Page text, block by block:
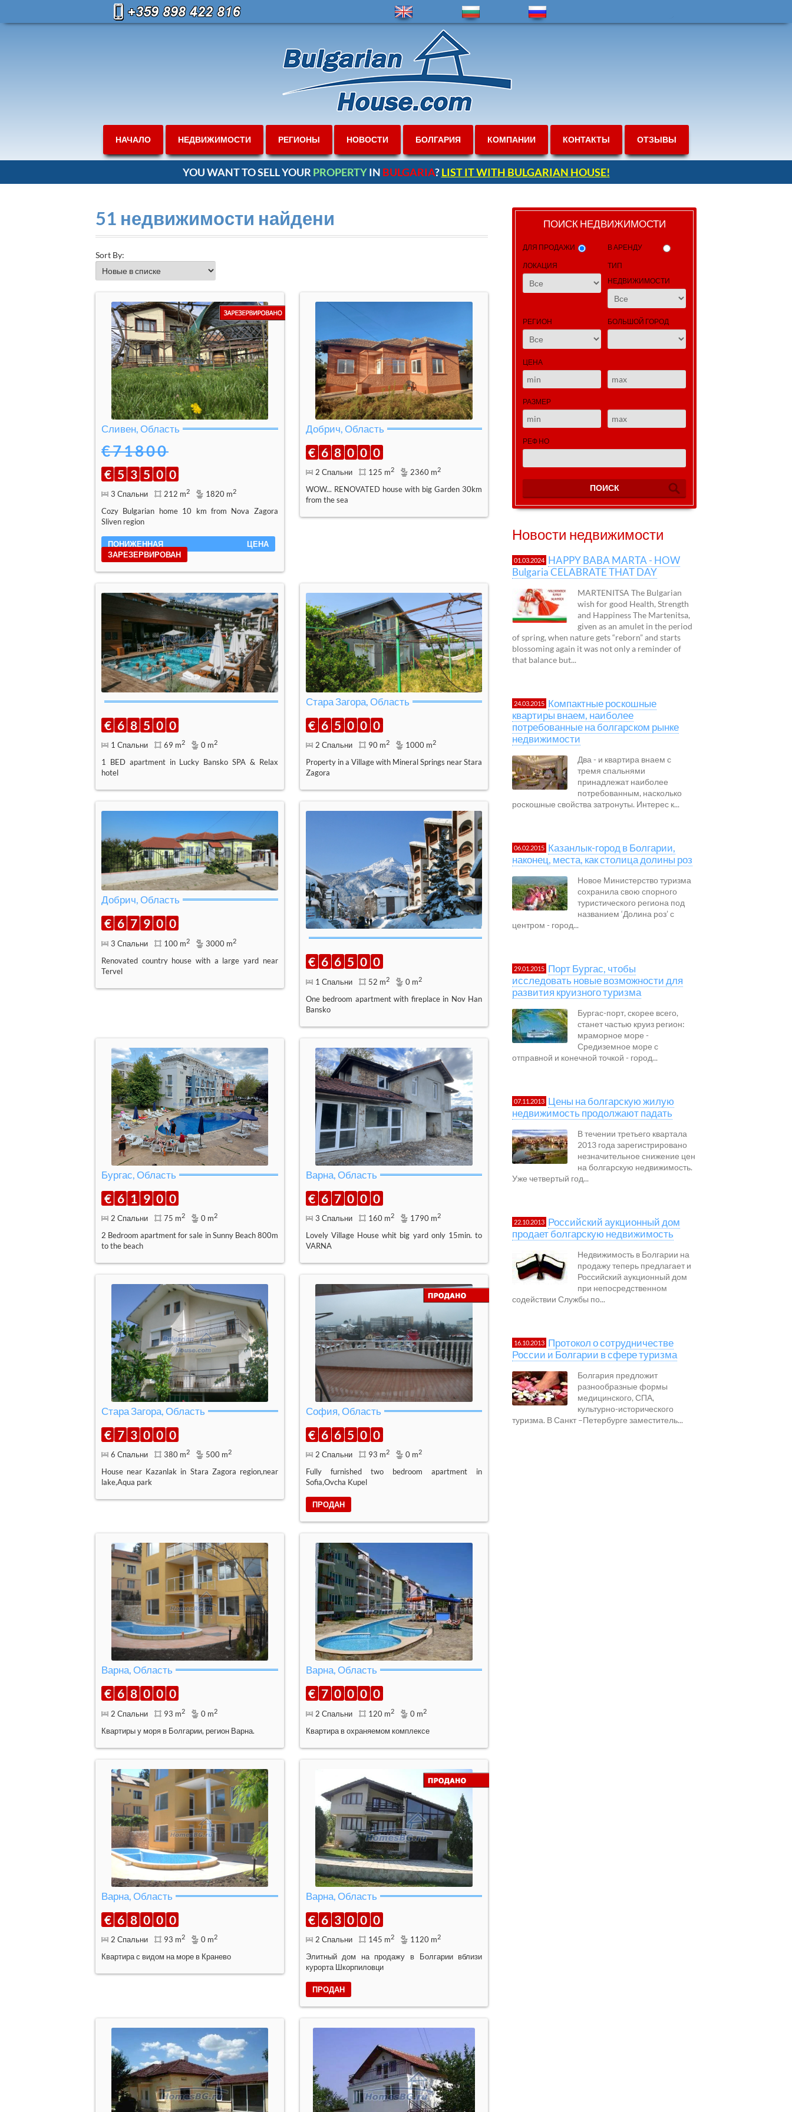
НАЧАЛО НЕДВИЖИМОСТИ РЕГИОНЫ НОВОСТИ БОЛГАРИЯ КОМПАНИИ КОНТАКТЫ ОТЗЫВЫ
YOU WANT TO SELL YOUR PROPERTYIN BULGARIA?LIST IT WITH BULGARIAN HOUSE!
51 недвижимости найдени
Sort By:
Сливен, Область
€71800
€ 5 3 5 0 0
3 Спальни 212 m2 1820 m2
Cozy Bulgarian home 10 km from Nova Zagora
Sliven region
ПОНИЖЕННАЯ ЦЕНА
ЗАРЕЗЕРВИРОВАН
Добрич, Область
€ 6 8 0 0 0
2 Спальни 125 m2 2360 m2
WOW... RENOVATED house with big Garden 30km
from the sea
€ 6 8 5 0 0
1 Спальни 69 m2 0 m2
1 BED apartment in Lucky Bansko SPA & Relax
hotel
Стара Загора, Область
€ 6 5 0 0 0
2 Спальни 90 m2 1000 m2
Property in a Village with Mineral Springs near Stara
Zagora
Добрич, Область
€ 6 7 9 0 0
3 Спальни 100 m2 3000 m2
Renovated country house with a large yard near
Tervel
€ 6 6 5 0 0
1 Спальни 52 m2 0 m2
One bedroom apartment with fireplace in Nov Han
Bansko
Бургас, Область
€ 6 1 9 0 0
2 Спальни 75 m2 0 m2
2 Bedroom apartment for sale in Sunny Beach 800m
to the beach
Варна, Область
€ 6 7 0 0 0
3 Спальни 160 m2 1790 m2
Lovely Village House whit big yard only 15min. to
VARNA
Стара Загора, Область
€ 7 3 0 0 0
6 Спальни 380 m2 500 m2
House near Kazanlak in Stara Zagora region,near
lake,Aqua park
София, Область
€ 6 6 5 0 0
2 Спальни 93 m2 0 m2
Fully furnished two bedroom apartment in
Sofia,Ovcha Kupel
ПРОДАН
Варна, Область
€ 6 8 0 0 0
2 Спальни 93 m2 0 m2
Квартиры у моря в Болгарии, регион Варна.
Варна, Область
€ 7 0 0 0 0
2 Спальни 120 m2 0 m2
Квартира в охраняемом комплексе
Варна, Область
€ 6 8 0 0 0
2 Спальни 93 m2 0 m2
Квартира с видом на море в Кранево
Варна, Область
€ 6 3 0 0 0
2 Спальни 145 m2 1120 m2
Элитный дом на продажу в Болгарии вблизи
курорта Шкорпиловци
ПРОДАН
ПОИСК НЕДВИЖИМОСТИ
ДЛЯ ПРОДАЖИ В АРЕНДУ
ЛОКАЦИЯ
ТИП
НЕДВИЖИМОСТИ
РЕГИОН БОЛЬШОЙ ГОРОД
ЦЕНА
РАЗМЕР
РЕФ НО
ПОИСК
Новости недвижимости
01.03.2024 HAPPY BABA MARTA - HOW
Bulgaria CELABRATE THAT DAY
MARTENITSA The Bulgarian
wish for good Health, Strength
and Happiness The Martenitsa,
given as an amulet in the period
of spring, when nature gets “reborn” and starts
blossoming again it was not only a reminder of
that balance but...
24.03.2015 Компактные роскошные
квартиры внаем, наиболее
потребованные на болгарском рынке
недвижимости
Два - и квартира внаем с
тремя спальнями
принадлежат наиболее
потребованным, насколько
роскошные свойства затронуты. Интерес к...
06.02.2015 Казанлык-город в Болгарии,
наконец, места, как столица долины роз
Новое Министерство туризма
сохранила свою спорного
туристического региона под
названием ‘Долина роз’ с
центром - город...
29.01.2015 Порт Бургас, чтобы
исследовать новые возможности для
развития круизного туризма
Бургас-порт, скорее всего,
станет частью круиз регион:
мраморное море -
Средиземное море с
отправной и конечной точкой - город...
07.11.2013 Цены на болгарскую жилую
недвижимость продолжают падать
В течении третьего квартала
2013 года зарегистрировано
незначительное снижение цен
на болгарскую недвижимость.
Уже четвертый год...
22.10.2013 Российский аукционный дом
продает болгарскую недвижимость
Недвижимость в Болгарии на
продажу теперь предлагает и
Российский аукционный дом
при непосредственном
содействии Службы по...
16.10.2013 Протокол о сотрудничестве
России и Болгарии в сфере туризма
Болгария предложит
разнообразные формы
медицинского, СПА,
культурно-исторического
туризма. В Санкт –Петербурге заместитель...